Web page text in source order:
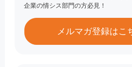
企業の情シス部門の方必見！
メルマガ登録はこ